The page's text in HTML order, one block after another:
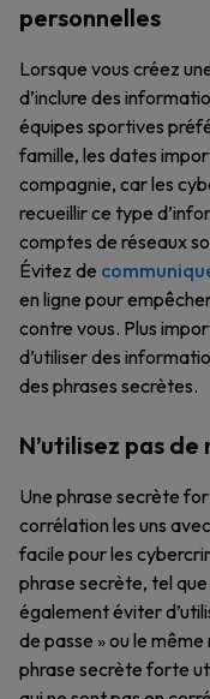
personnelles
Lorsque vous créez
d’inclure des
équipes sportives
famille, les dates
compagnie, car les
recueillir ce type
comptes de réseaux
Évitez de
en ligne pour
contre vous. Plus
d’utiliser des
des phrases secrètes.
N’utilisez pas
Une phrase secrète
corrélation les uns
facile pour les
phrase secrète, tel
également éviter
de passe » ou le
phrase secrète forte